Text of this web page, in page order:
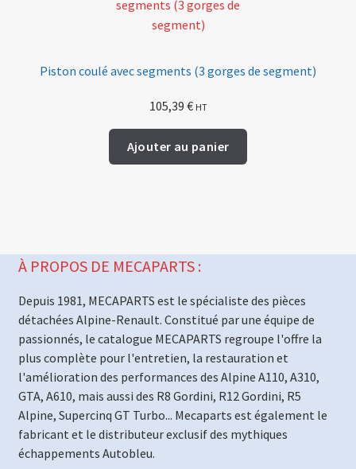
Piston coulé avec segments (3 gorges de segment)
105,39 € HT
Ajouter au panier
À PROPOS DE MECAPARTS :
Depuis 1981, MECAPARTS est le spécialiste des pièces
détachées Alpine-Renault. Constitué par une équipe de
passionnés, le catalogue MECAPARTS regroupe l'offre la
plus complète pour l'entretien, la restauration et
l'amélioration des performances des Alpine A110, A310,
GTA, A610, mais aussi des R8 Gordini, R12 Gordini, R5
Alpine, Supercinq GT Turbo... Mecaparts est également le
fabricant et le distributeur exclusif des mythiques
échappements Autobleu.